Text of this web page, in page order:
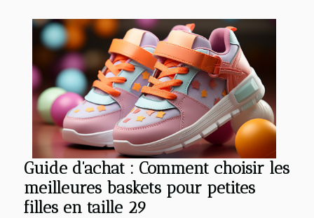
Guide d'achat : Comment choisir les
meilleures baskets pour petites
filles en taille 29